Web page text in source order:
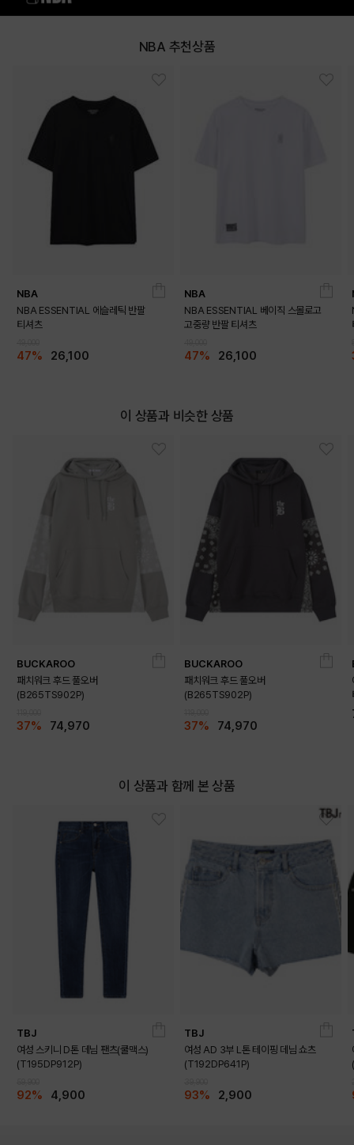
DETAILS
NBA 추천상품
NBA
NBA ESSENTIAL 에슬레틱 반팔
티셔츠
47% 26,100
NBA
NBA ESSENTIAL 베이직 스몰로고
고중량 반팔 티셔츠
47% 26,100
이 상품과 비슷한 상품
BUCKAROO
패치워크 후드 풀오버
(B265TS902P)
37% 74,970
BUCKAROO
패치워크 후드 풀오버
(B265TS902P)
37% 74,970
이 상품과 함께 본 상품
TBJ
여성 스키니 D톤 데님 팬츠(쿨맥스)
(T195DP912P)
92% 4,900
TBJ
여성 AD 3부 L톤 테이핑 데님 쇼츠
(T192DP641P)
93% 2,900